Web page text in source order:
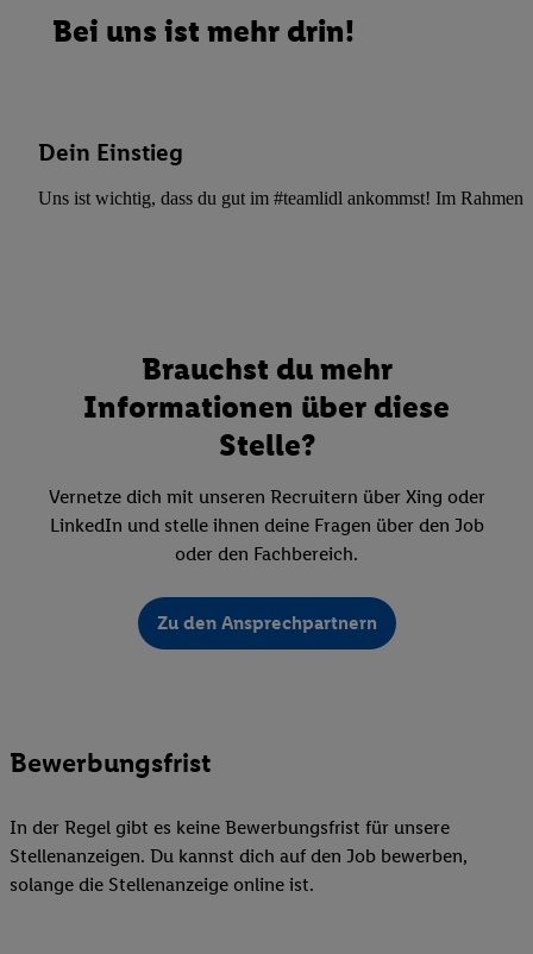
Bei uns ist mehr drin!
Dein Einstieg
Uns ist wichtig, dass du gut im #teamlidl ankommst! Im Rahmen
Brauchst du mehr
Informationen über diese
Stelle?
Vernetze dich mit unseren Recruitern über Xing oder
LinkedIn und stelle ihnen deine Fragen über den Job
oder den Fachbereich.
Zu den Ansprechpartnern
Bewerbungsfrist
In der Regel gibt es keine Bewerbungsfrist für unsere
Stellenanzeigen. Du kannst dich auf den Job bewerben,
solange die Stellenanzeige online ist.